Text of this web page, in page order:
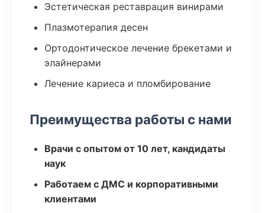
Эстетическая реставрация винирами
Плазмотерапия десен
Ортодонтическое лечение брекетами и
элайнерами
Лечение кариеса и пломбирование
Преимущества работы с нами
Врачи с опытом от 10 лет, кандидаты
наук
Работаем с ДМС и корпоративными
клиентами